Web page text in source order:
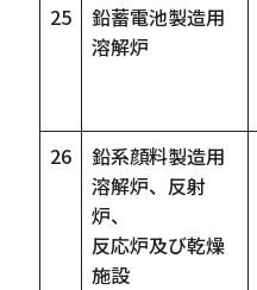
25
鉛蓄電池製造用
溶解炉
26
鉛系顔料製造用
溶解炉、反射
炉、
反応炉及び乾燥
施設